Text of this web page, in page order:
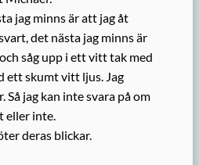
jag minns är att jag åt
det nästa jag minns är
såg upp i ett vitt tak med
ett skumt vitt ljus. Jag
Så jag kan inte svara på om
eller inte.
deras blickar.